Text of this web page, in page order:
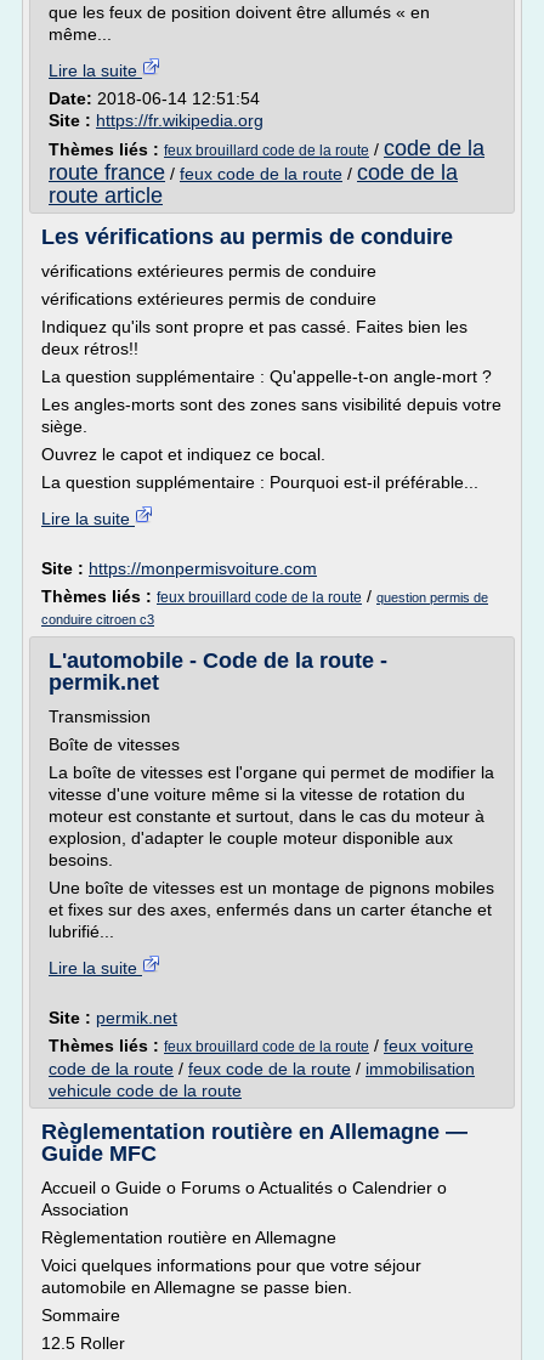
que les feux de position doivent être allumés « en
même...
Lire la suite
Date: 2018-06-14 12:51:54
Site : https://fr.wikipedia.org
Thèmes liés : feux brouillard code de la route / code de la
route france / feux code de la route / code de la
route article
Les vérifications au permis de conduire
vérifications extérieures permis de conduire
vérifications extérieures permis de conduire
Indiquez qu'ils sont propre et pas cassé. Faites bien les
deux rétros!!
La question supplémentaire : Qu'appelle-t-on angle-mort ?
Les angles-morts sont des zones sans visibilité depuis votre
siège.
Ouvrez le capot et indiquez ce bocal.
La question supplémentaire : Pourquoi est-il préférable...
Lire la suite
Site : https://monpermisvoiture.com
Thèmes liés : feux brouillard code de la route / question permis de
conduire citroen c3
L'automobile - Code de la route -
permik.net
Transmission
Boîte de vitesses
La boîte de vitesses est l'organe qui permet de modifier la
vitesse d'une voiture même si la vitesse de rotation du
moteur est constante et surtout, dans le cas du moteur à
explosion, d'adapter le couple moteur disponible aux
besoins.
Une boîte de vitesses est un montage de pignons mobiles
et fixes sur des axes, enfermés dans un carter étanche et
lubrifié...
Lire la suite
Site : permik.net
Thèmes liés : feux brouillard code de la route / feux voiture
code de la route / feux code de la route / immobilisation
vehicule code de la route
Règlementation routière en Allemagne —
Guide MFC
Accueil o Guide o Forums o Actualités o Calendrier o
Association
Règlementation routière en Allemagne
Voici quelques informations pour que votre séjour
automobile en Allemagne se passe bien.
Sommaire
12.5 Roller